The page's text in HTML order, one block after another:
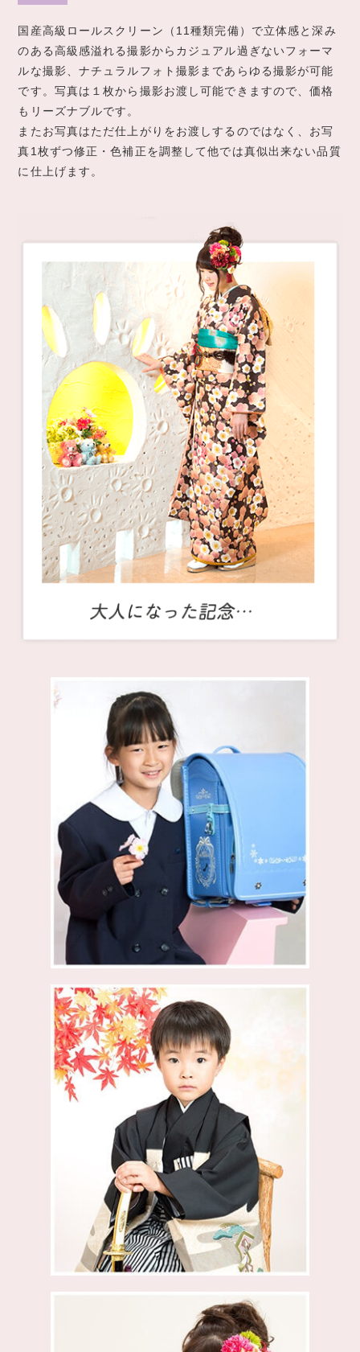
国産高級ロールスクリーン（11種類完備）で立体感と深み
のある高級感溢れる撮影からカジュアル過ぎないフォーマ
ルな撮影、ナチュラルフォト撮影まであらゆる撮影が可能
です。写真は１枚から撮影お渡し可能できますので、価格
もリーズナブルです。
またお写真はただ仕上がりをお渡しするのではなく、お写
真1枚ずつ修正・色補正を調整して他では真似出来ない品質
に仕上げます。